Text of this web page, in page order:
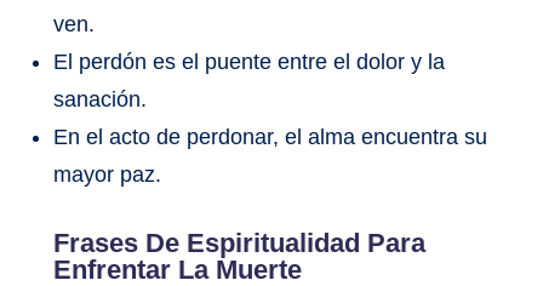
ven.
El perdón es el puente entre el dolor y la
sanación.
En el acto de perdonar, el alma encuentra su
mayor paz.
Frases De Espiritualidad Para
Enfrentar La Muerte